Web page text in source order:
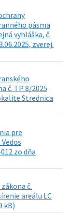
pásma
vyhláška, č.
zverej.
č. TP 8/2025
Strednica
pre
zo dňa
č.
areálu LC
kB)